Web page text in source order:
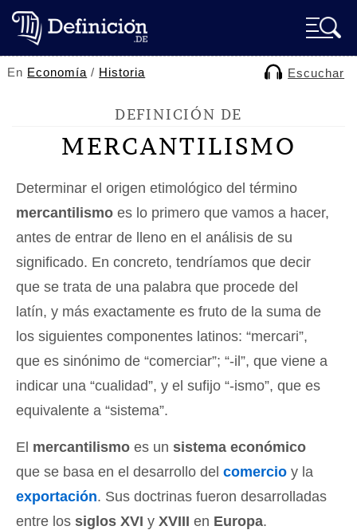
En Economía / Historia Escuchar
DEFINICIÓN DE
MERCANTILISMO
Determinar el origen etimológico del término
mercantilismo es lo primero que vamos a hacer,
antes de entrar de lleno en el análisis de su
significado. En concreto, tendríamos que decir
que se trata de una palabra que procede del
latín, y más exactamente es fruto de la suma de
los siguientes componentes latinos: “mercari”,
que es sinónimo de “comerciar”; “-il”, que viene a
indicar una “cualidad”, y el sufijo “-ismo”, que es
equivalente a “sistema”.
El mercantilismo es un sistema económico
que se basa en el desarrollo del comercio y la
exportación. Sus doctrinas fueron desarrolladas
entre los siglos XVI y XVIII en Europa.